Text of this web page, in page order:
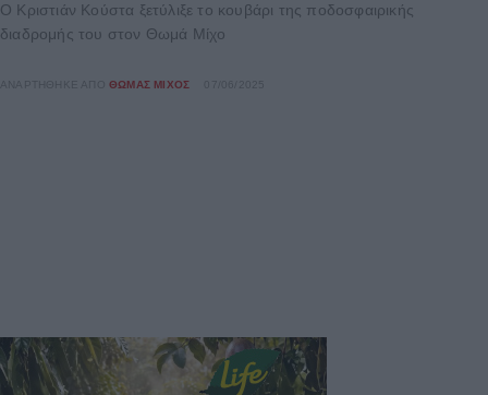
Ο Κριστιάν Κούστα ξετύλιξε το κουβάρι της ποδοσφαιρικής
διαδρομής του στον Θωμά Μίχο
ΑΝΑΡΤΉΘΗΚΕ ΑΠΌ ΘΩΜΆΣ ΜΊΧΟΣ